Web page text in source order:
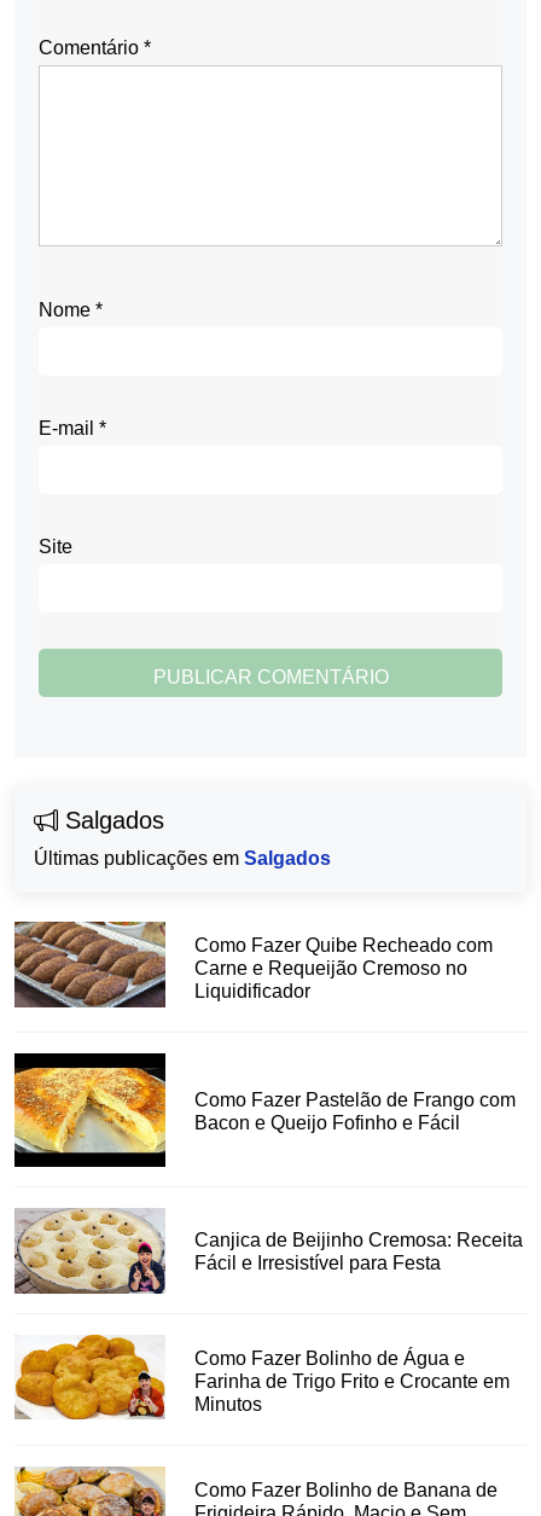
Comentário *
Nome *
E-mail *
Site
Salgados
Últimas publicações em Salgados
Como Fazer Quibe Recheado com
Carne e Requeijão Cremoso no
Liquidificador
Como Fazer Pastelão de Frango com
Bacon e Queijo Fofinho e Fácil
Canjica de Beijinho Cremosa: Receita
Fácil e Irresistível para Festa
Como Fazer Bolinho de Água e
Farinha de Trigo Frito e Crocante em
Minutos
Como Fazer Bolinho de Banana de